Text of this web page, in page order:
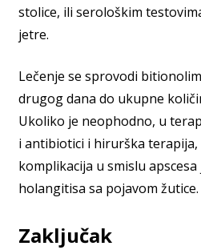
stolice, ili serološkim
jetre.
Lečenje se sprovodi
drugog dana do ukupne
Ukoliko je neophodno, u
i antibiotici i hirurška
komplikacija u smislu
holangitisa sa pojavom žutice.
Zaključak